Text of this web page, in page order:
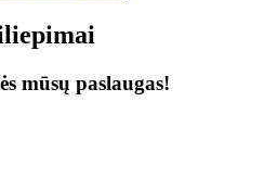
mūsų paslaugas!